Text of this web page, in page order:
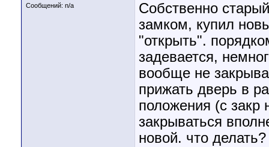
Сообщений: n/a
Собственно
замком, купил
"открыть".
задевается,
вообще не
прижать дверь в
положения (с закр
закрываться
новой. что делать?